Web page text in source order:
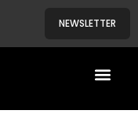
NEWSLETTER